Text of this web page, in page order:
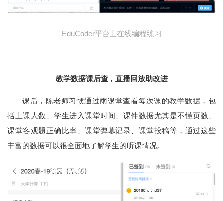
EduCoder平台上在线编程练习
教学数据课后查，直播回放助改进
课后，陈老师习惯通过雨课堂查看每次课的教学数据，包
括上课人数、学生进入课堂时间、课件数据尤其是不懂页数、
课堂客观题正确比率、课堂弹幕记录、课堂投稿等，通过这些
丰富的数据可以很全面地了解学生的听课情况。